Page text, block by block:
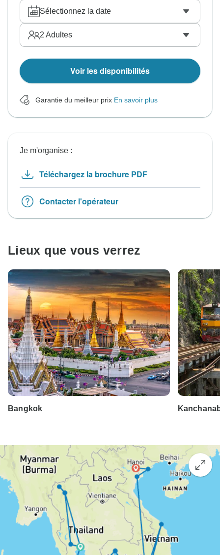
Sélectionnez la date
2 Adultes
Voir les disponibilités
Garantie du meilleur prix En savoir plus
Je m'organise :
Téléchargez la brochure PDF
Contacter l'opérateur
Lieux que vous verrez
Bangkok